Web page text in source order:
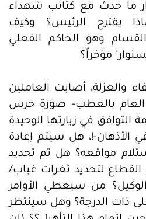
ما حدث مع كتائب شهداء
يقترح الرئيس؟ وكيف
وهو الحاكم الفعلي
مؤخراً؟
والعزلة، أصابت العاملين
العام بالعطب- صورة حرس
التوافق في زيارتها الوحيدة
الأذهان-!، هل سيتم إعادة
مواقعه؟ هل تم تحديد
القطاع لتحديد ثغرات غياب/
من سيعطي الأوامر
ذات الدرجة؟ وهل سينتظر